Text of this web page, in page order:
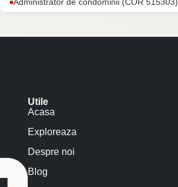
Administrator de condominii (COR 515303)
Utile
Acasa
Exploreaza
Despre noi
Blog